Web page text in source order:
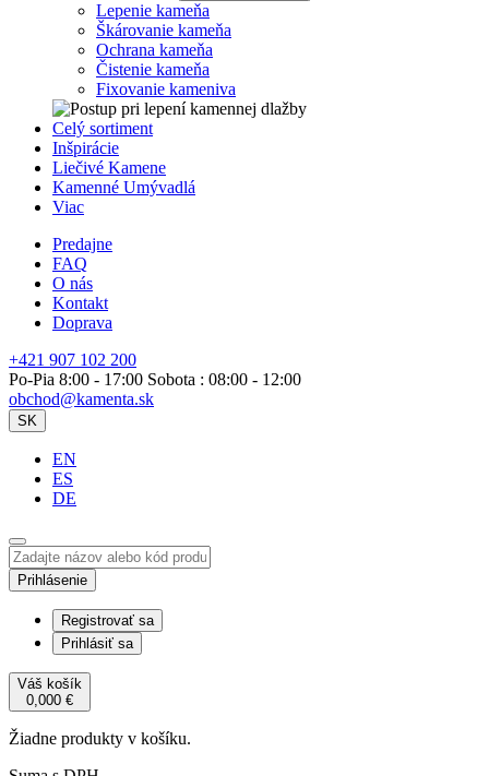
Lepenie kameňa
Škárovanie kameňa
Ochrana kameňa
Čistenie kameňa
Fixovanie kameniva
Celý sortiment
Inšpirácie
Liečivé Kamene
Kamenné Umývadlá
Viac
Predajne
FAQ
O nás
Kontakt
Doprava
+421 907 102 200
Po-Pia 8:00 - 17:00 Sobota : 08:00 - 12:00
obchod@kamenta.sk
SK
EN
ES
DE
Prihlásenie
Registrovať sa
Prihlásiť sa
Váš košík
0,000 €
Žiadne produkty v košíku.